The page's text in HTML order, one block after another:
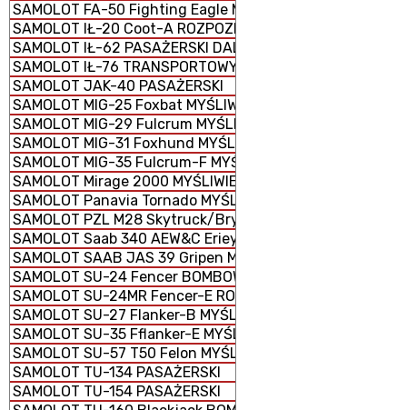
SAMOLOT FA-50 Fighting Eagle MYŚLIWIEC
SAMOLOT IŁ-20 Coot-A ROZPOZNAWCZY
SAMOLOT IŁ-62 PASAŻERSKI DALEKIEGO ZASIĘGU
SAMOLOT IŁ-76 TRANSPORTOWY TAKTYCZNY
SAMOLOT JAK-40 PASAŻERSKI
SAMOLOT MIG-25 Foxbat MYŚLIWIEC
SAMOLOT MIG-29 Fulcrum MYŚLIWIEC
SAMOLOT MIG-31 Foxhund MYŚLIWIEC
SAMOLOT MIG-35 Fulcrum-F MYŚLIWIEC
SAMOLOT Mirage 2000 MYŚLIWIEC WIELOZADANIOWY
SAMOLOT Panavia Tornado MYŚLIWSKO-BOMBOWY
SAMOLOT PZL M28 Skytruck/Bryza
SAMOLOT Saab 340 AEW&C Erieye WCZESNEGO
SAMOLOT SAAB JAS 39 Gripen MYŚLIWIEC
SAMOLOT SU-24 Fencer BOMBOWIEC
SAMOLOT SU-24MR Fencer-E ROZPOZNAWCZY
SAMOLOT SU-27 Flanker-B MYŚLIWIEC
SAMOLOT SU-35 Fflanker-E MYŚLIWIEC
SAMOLOT SU-57 T50 Felon MYŚLIWIEC
SAMOLOT TU-134 PASAŻERSKI
SAMOLOT TU-154 PASAŻERSKI